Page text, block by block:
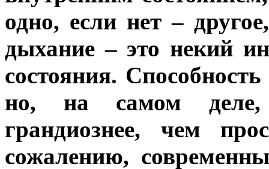
одно, если нет –
дыхание – это некий
состояния.
но, на самом деле,
грандиознее, чем
сожалению,